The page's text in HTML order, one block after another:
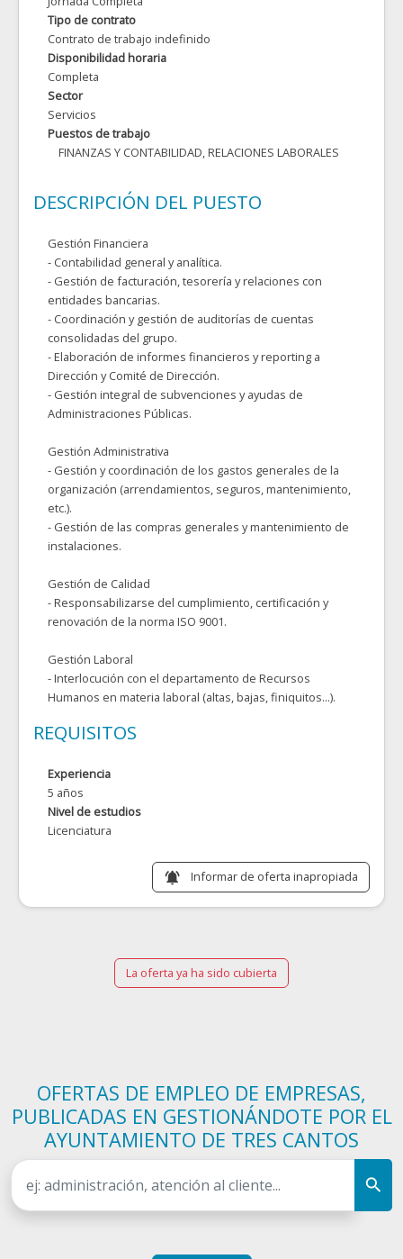
Tipo de contrato
Contrato de trabajo indefinido
Disponibilidad horaria
Completa
Sector
Servicios
Puestos de trabajo
FINANZAS Y CONTABILIDAD, RELACIONES LABORALES
DESCRIPCIÓN DEL PUESTO
Gestión Financiera
- Contabilidad general y analítica.
- Gestión de facturación, tesorería y relaciones con
entidades bancarias.
- Coordinación y gestión de auditorías de cuentas
consolidadas del grupo.
- Elaboración de informes financieros y reporting a
Dirección y Comité de Dirección.
- Gestión integral de subvenciones y ayudas de
Administraciones Públicas.
Gestión Administrativa
- Gestión y coordinación de los gastos generales de la
organización (arrendamientos, seguros, mantenimiento,
etc.).
- Gestión de las compras generales y mantenimiento de
instalaciones.
Gestión de Calidad
- Responsabilizarse del cumplimiento, certificación y
renovación de la norma ISO 9001.
Gestión Laboral
- Interlocución con el departamento de Recursos
Humanos en materia laboral (altas, bajas, finiquitos...).
REQUISITOS
Experiencia
5 años
Nivel de estudios
Licenciatura
notifications_active Informar de oferta inapropiada
La oferta ya ha sido cubierta
OFERTAS DE EMPLEO DE EMPRESAS,
PUBLICADAS EN GESTIONÁNDOTE POR EL
AYUNTAMIENTO DE TRES CANTOS